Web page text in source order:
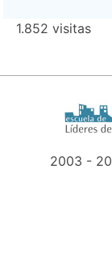
1.852 visitas
2003 -